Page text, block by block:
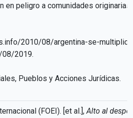
en peligro a comunidades originarias
2010/08/argentina-se-
08/2019.
Pueblos y Acciones Jurídicas.
(FOEI). [et al.],Alto al